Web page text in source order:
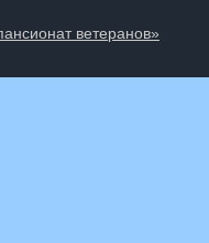
ветеранов»